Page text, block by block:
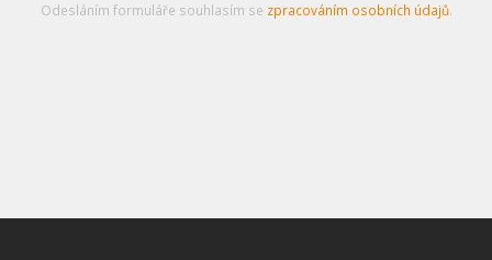
Odesláním formuláře souhlasím se zpracováním osobních údajů.